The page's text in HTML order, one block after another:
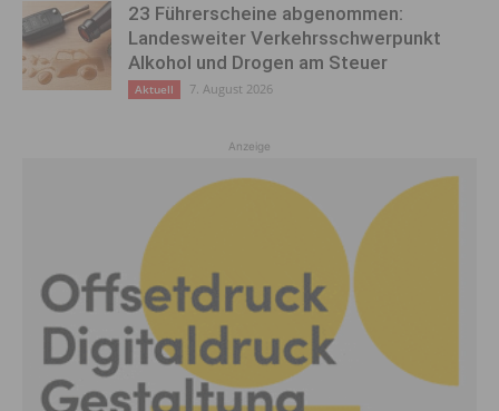
23 Führerscheine abgenommen:
Landesweiter Verkehrsschwerpunkt
Alkohol und Drogen am Steuer
Aktuell 7. August 2026
Anzeige